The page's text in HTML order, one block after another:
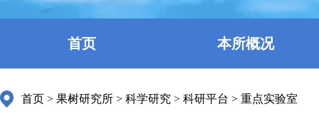
首页 本所概况
首页 > 果树研究所 > 科学研究 > 科研平台 > 重点实验室